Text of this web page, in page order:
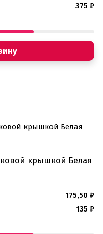
375 ₽
крышкой Белая
175,50 ₽
135 ₽